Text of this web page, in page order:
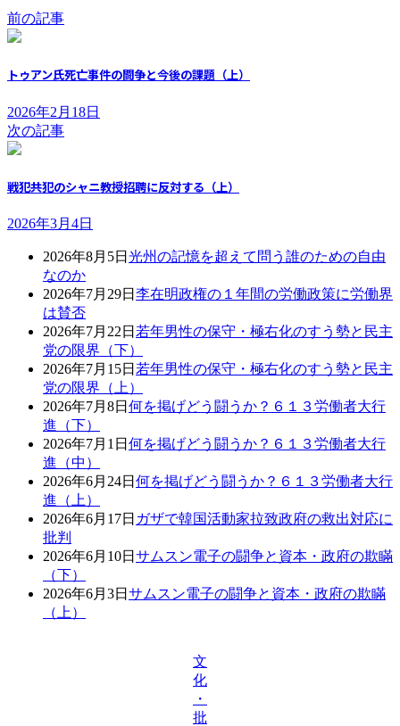
前の記事
トゥアン氏死亡事件の闘争と今後の課題（上）
2026年2月18日
次の記事
戦犯共犯のシャニ教授招聘に反対する（上）
2026年3月4日
2026年8月5日 光州の記憶を超えて問う誰のための自由
なのか
2026年7月29日 李在明政権の１年間の労働政策に労働界
は賛否
2026年7月22日 若年男性の保守・極右化のすう勢と民主
党の限界（下）
2026年7月15日 若年男性の保守・極右化のすう勢と民主
党の限界（上）
2026年7月8日 何を掲げどう闘うか？６１３労働者大行
進（下）
2026年7月1日 何を掲げどう闘うか？６１３労働者大行
進（中）
2026年6月24日 何を掲げどう闘うか？６１３労働者大行
進（上）
2026年6月17日 ガザで韓国活動家拉致政府の救出対応に
批判
2026年6月10日 サムスン電子の闘争と資本・政府の欺瞞
（下）
2026年6月3日 サムスン電子の闘争と資本・政府の欺瞞
（上）
文
化
・
批